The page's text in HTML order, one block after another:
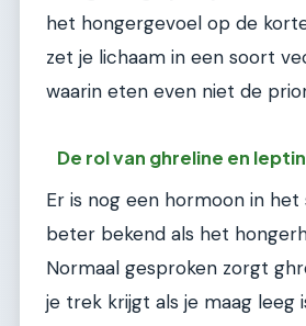
het hongergevoel op de
zet je lichaam in een soort
waarin eten even niet de
De rol van ghreline en
Er is nog een hormoon in het
beter bekend als het
Normaal gesproken zorgt
je trek krijgt als je maag leeg